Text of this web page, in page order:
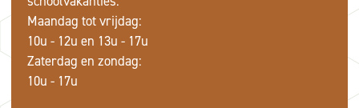
Maandag tot vrijdag:
10u - 12u en 13u - 17u
Zaterdag en zondag:
10u - 17u